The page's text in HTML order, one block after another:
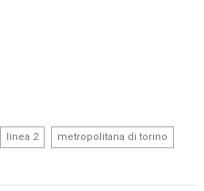
linea 2 metropolitana di torino